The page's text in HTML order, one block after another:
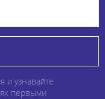
и узнавайте
первыми